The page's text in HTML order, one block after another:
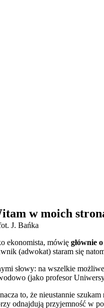
w moich
ekonomista, mówięgłównie
(adwokat) staram się
słowy: na wszelkie
(jako profesor
to, że nieustannie
odnajdują przyjemność w